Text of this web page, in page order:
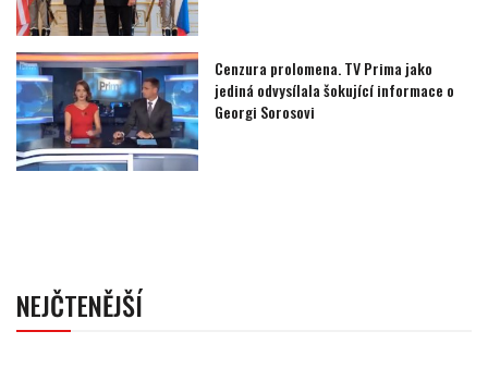
Cenzura prolomena. TV Prima jako
jediná odvysílala šokující informace o
Georgi Sorosovi
NEJČTENĚJŠÍ